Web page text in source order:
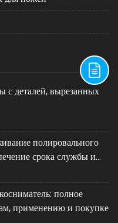
с деталей, вырезанных
полировального
срока службы и
полное
применению и покупке